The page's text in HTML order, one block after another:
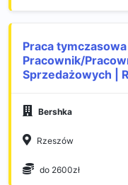
Praca
Pracownik/
Sprzedażowych |
Bershka
Rzeszów
do 2600zł